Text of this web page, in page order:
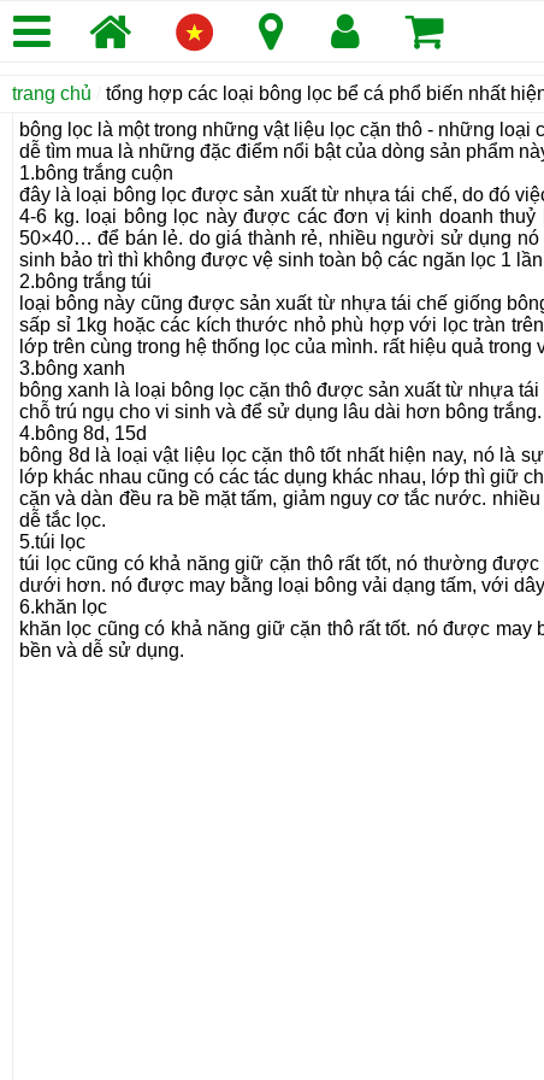
trang chủ
tổng hợp các loại bông lọc bể cá phổ biến nhất
bông lọc là một trong những vật liệu lọc cặn thô - những
dễ tìm mua là những đặc điểm nổi bật của dòng sản phẩm
1.bông trắng cuộn
đây là loại bông lọc được sản xuất từ nhựa tái chế, do đó
4-6 kg. loại bông lọc này được các đơn vị kinh doanh
50×40… để bán lẻ. do giá thành rẻ, nhiều người sử dụng
sinh bảo trì thì không được vệ sinh toàn bộ các ngăn lọc 1
2.bông trắng túi
loại bông này cũng được sản xuất từ nhựa tái chế giống
sấp sỉ 1kg hoặc các kích thước nhỏ phù hợp với lọc tràn
lớp trên cùng trong hệ thống lọc của mình. rất hiệu quả
3.bông xanh
bông xanh là loại bông lọc cặn thô được sản xuất từ nhựa
chỗ trú ngụ cho vi sinh và để sử dụng lâu dài hơn bông
4.bông 8d, 15d
bông 8d là loại vật liệu lọc cặn thô tốt nhất hiện nay, nó là
lớp khác nhau cũng có các tác dụng khác nhau, lớp thì giữ
cặn và dàn đều ra bề mặt tấm, giảm nguy cơ tắc nước.
dễ tắc lọc.
5.túi lọc
túi lọc cũng có khả năng giữ cặn thô rất tốt, nó thường
dưới hơn. nó được may bằng loại bông vải dạng tấm, với
6.khăn lọc
khăn lọc cũng có khả năng giữ cặn thô rất tốt. nó được
bền và dễ sử dụng.